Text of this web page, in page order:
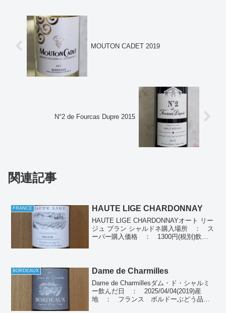
MOUTON CADET 2019
N°2 de Fourcas Dupre 2015
関連記事
FRANCE HAUTE LIGE CHARDONNAY
HAUTE LIGE CHARDONNAYオート リー
ジュ ブラン シャルドネ購入場所 ： ス
ーパー購入価格 ： 1300円(税別)飲ん
BORDEAUX Dame de Charmilles
Dame de Charmillesダム・ド・シャルミ
ー飲んだ日 ： 2025/04/04(2019)産
地 ： フランス ボルドーぶどう品